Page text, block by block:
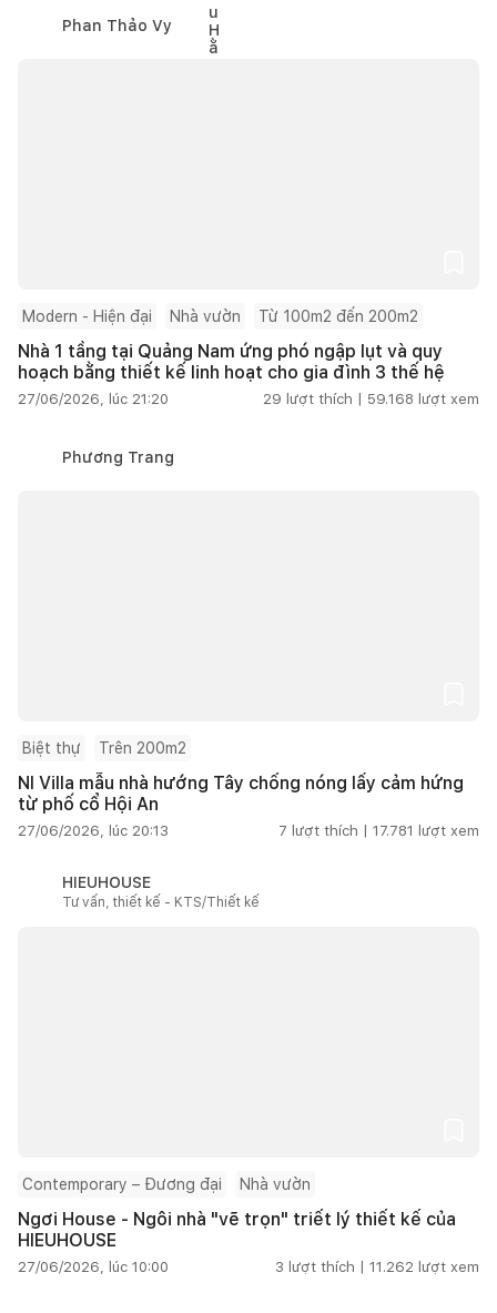
Phan Thảo Vy
Modern - Hiện đại Nhà vườn Từ 100m2 đến 200m2
Nhà 1 tầng tại Quảng Nam ứng phó ngập lụt và quy
hoạch bằng thiết kế linh hoạt cho gia đình 3 thế hệ
27/06/2026, lúc 21:20 29 lượt thích | 59.168 lượt xem
Phương Trang
Biệt thự Trên 200m2
NI Villa mẫu nhà hướng Tây chống nóng lấy cảm hứng
từ phố cổ Hội An
27/06/2026, lúc 20:13 7 lượt thích | 17.781 lượt xem
HIEUHOUSE
Tư vấn, thiết kế - KTS/Thiết kế
Contemporary – Đương đại Nhà vườn
Ngơi House - Ngôi nhà "vẽ trọn" triết lý thiết kế của
HIEUHOUSE
27/06/2026, lúc 10:00 3 lượt thích | 11.262 lượt xem